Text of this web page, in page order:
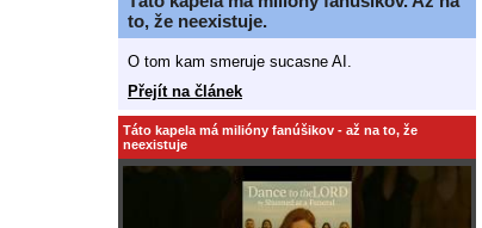
to, že neexistuje.
O tom kam smeruje sucasne AI.
Přejít na článek
Táto kapela má milióny fanúšikov - až na to, že
neexistuje